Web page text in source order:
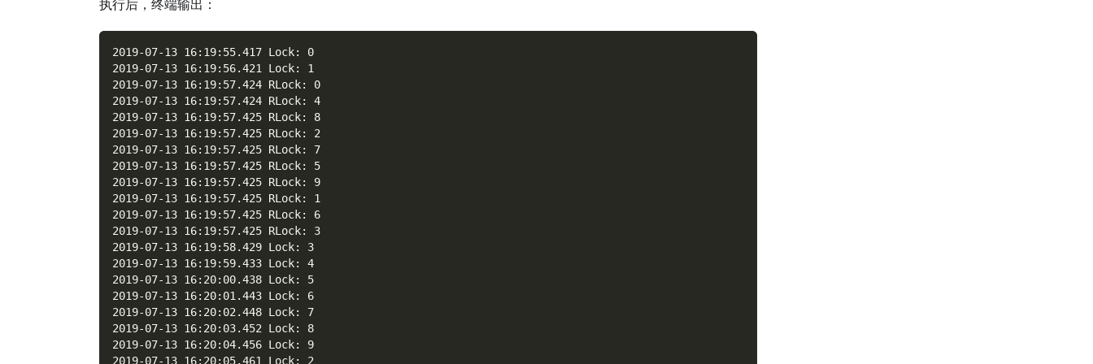
执行后，终端输出：
2019-07-13 16:19:55.417 Lock: 0
2019-07-13 16:19:56.421 Lock: 1
2019-07-13 16:19:57.424 RLock: 0
2019-07-13 16:19:57.424 RLock: 4
2019-07-13 16:19:57.425 RLock: 8
2019-07-13 16:19:57.425 RLock: 2
2019-07-13 16:19:57.425 RLock: 7
2019-07-13 16:19:57.425 RLock: 5
2019-07-13 16:19:57.425 RLock: 9
2019-07-13 16:19:57.425 RLock: 1
2019-07-13 16:19:57.425 RLock: 6
2019-07-13 16:19:57.425 RLock: 3
2019-07-13 16:19:58.429 Lock: 3
2019-07-13 16:19:59.433 Lock: 4
2019-07-13 16:20:00.438 Lock: 5
2019-07-13 16:20:01.443 Lock: 6
2019-07-13 16:20:02.448 Lock: 7
2019-07-13 16:20:03.452 Lock: 8
2019-07-13 16:20:04.456 Lock: 9
2019-07-13 16:20:05.461 Lock: 2